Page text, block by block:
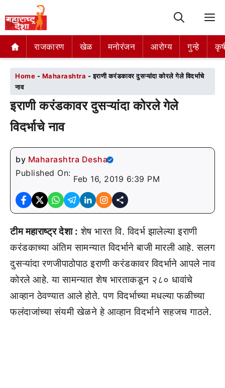
राजकारण खेळ मनोरंजन आरोग्य गुन्हे
राजकारण खेळ मनोरंजन आरोग्य गुन्हे
Home - Maharashtra -इराणी करंडकावर दुसऱ्यांदा कोरले गेले विदर्भाचे
नाव
इराणी करंडकावर दुसऱ्यांदा कोरले गेले
विदर्भाचे नाव
by Maharashtra Desha
Published On:
Feb 16, 2019 6:39 PM
टीम महाराष्ट्र देशा : शेष भारत वि. विदर्भ झालेल्या इराणी
करंडकाच्या अंतिम सामन्यात विदर्भाने बाजी मारली आहे. सलग
दुसऱ्यांदा रणजीपाठोपाठ इराणी करंडकावर विदर्भाने आपले नाव
कोरले आहे. या सामन्यात शेष भारताकडून २८० धावांचे
आव्हान ठेवण्यात आले होते. पण विदर्भाच्या मधल्या फळीच्या
फलंदाजांच्या संयमी खेळने हे आव्हान विदर्भाने सहजच गाठले.